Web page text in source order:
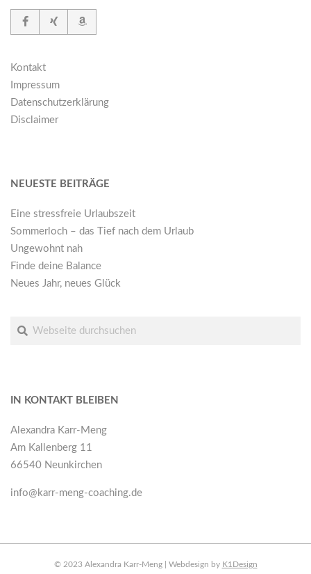
Kontakt
Impressum
Datenschutzerklärung
Disclaimer
NEUESTE BEITRÄGE
Eine stressfreie Urlaubszeit
Sommerloch – das Tief nach dem Urlaub
Ungewohnt nah
Finde deine Balance
Neues Jahr, neues Glück
IN KONTAKT BLEIBEN
Alexandra Karr-Meng
Am Kallenberg 11
66540 Neunkirchen
info@karr-meng-coaching.de
© 2023 Alexandra Karr-Meng | Webdesign by K1Design